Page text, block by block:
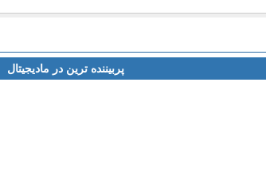
پربیننده ترین در مادیجیتال